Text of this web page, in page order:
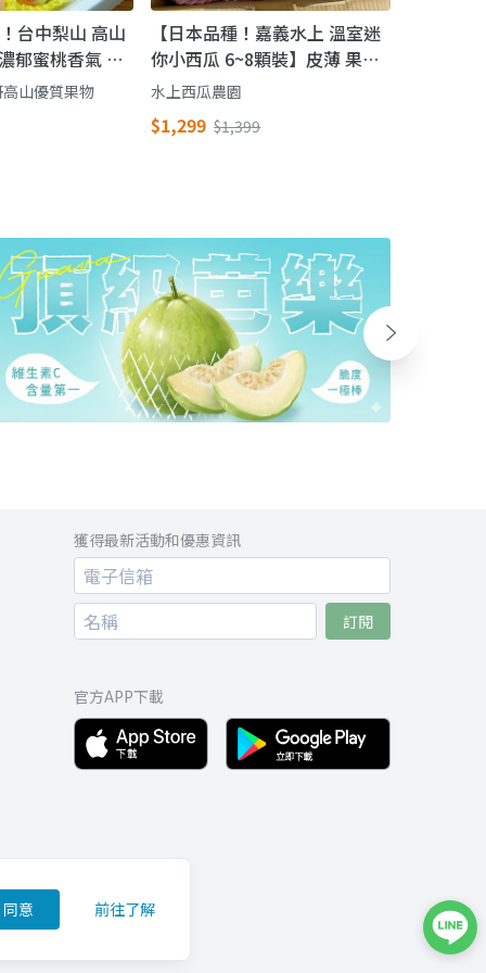
台中梨山 高山
郁蜜桃香氣 鮮
山優質果物
【日本品種！嘉義水上 溫室迷
你小西瓜 6~8顆裝】皮薄 果肉
脆 一餐一顆剛剛好
水上西瓜農園
$1,299 $1,399
獲得最新活動和優惠資訊
訂閱
官方APP下載
同意 前往了解